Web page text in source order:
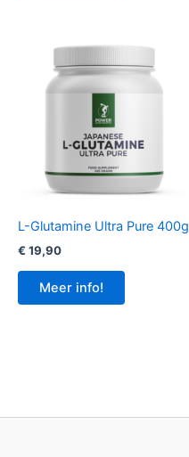
L-Glutamine Ultra Pure 400g
€ 19,90
Meer info!